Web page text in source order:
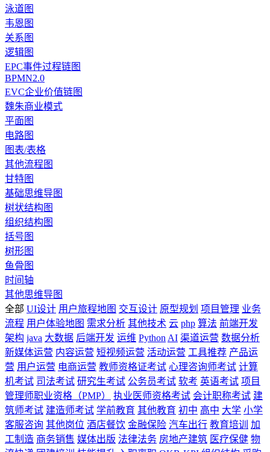
泳道图
韦恩图
关系图
逻辑图
EPC事件过程链图
BPMN2.0
EVC企业价值链图
魏朱商业模式
平面图
电路图
图表/表格
其他流程图
甘特图
基础思维导图
树状结构图
组织结构图
括号图
树形图
鱼骨图
时间轴
其他思维导图
全部 UI设计 用户旅程地图 交互设计 原型规划 项目管理 业务
流程 用户体验地图 需求分析 其他技术 云 php 算法 前端开发
架构 java 大数据 后端开发 运维 Python AI 渠道运营 数据分析
新媒体运营 内容运营 短视频运营 活动运营 工具推荐 产品运
营 用户运营 电商运营 教师资格证考试 心理咨询师考试 计算
机考试 司法考试 研究生考试 公务员考试 软考 英语考试 项目
管理师职业资格（PMP）
执业医师资格考试 会计职称考试 建
筑师考试 建造师考试 学前教育 其他教育 初中 高中 大学 小学
客服咨询 其他岗位 酒店餐饮 金融保险 汽车出行 教育培训
加
工制造 商务销售 媒体出版 法律法务 房地产建筑 医疗保健 物